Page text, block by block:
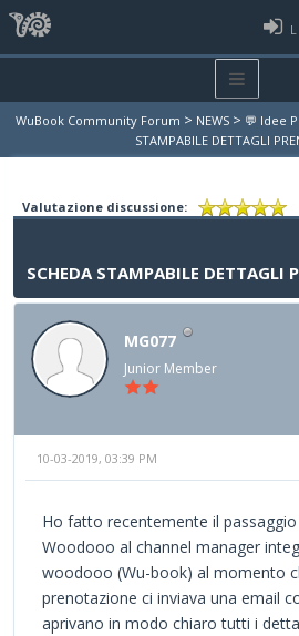
WuBook Community Forum > NEWS > 💬 Idee
STAMPABILE DETTAGLI
Valutazione discussione:
SCHEDA STAMPABILE DETTAGLI
MG077
Junior Member
10-03-2019, 03:39 PM
Ho fatto recentemente il
Woodooo al channel manager
woodooo (Wu-book) al momento
prenotazione ci inviava una email
aprivano in modo chiaro tutti i